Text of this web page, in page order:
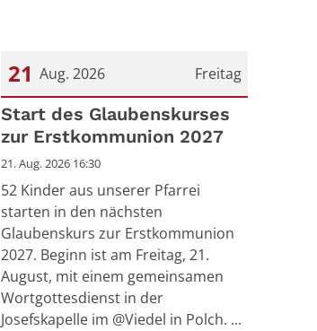
Freitag
21 Aug. 2026
Datum: 21. August 2026
Start des Glaubenskurses
zur Erstkommunion 2027
21. Aug. 2026 16:30
52 Kinder aus unserer Pfarrei
starten in den nächsten
Glaubenskurs zur Erstkommunion
2027. Beginn ist am Freitag, 21.
August, mit einem gemeinsamen
Wortgottesdienst in der
Josefskapelle im @Viedel in Polch. ...